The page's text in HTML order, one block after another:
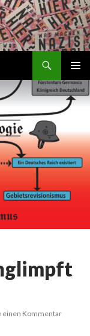
MENÜ
Springe
zum
Inhalt
einen Kommentar